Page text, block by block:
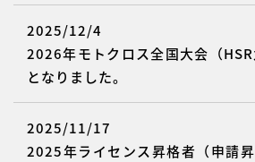
2025/12/4
2026年モトクロス全国大会（
となりました。
2025/11/17
2025年ライセンス昇格者（申請